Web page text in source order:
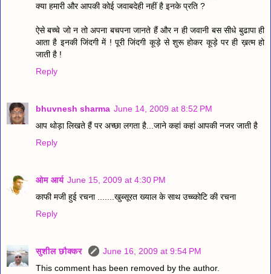
क्या हमारी और आपकी कोई जवाबदेही नहीं है इनके प्रति ?
ऐसे बच्चे जो न तो अपना बचपना जानते हैं और न ही जवानी बस सीधे बुढापा ही
आता है इनकी जिंदगी में ! पूरी जिंदगी कूड़े से शुरू होकर कूड़े पर ही ख़त्म हो
जाती है !
Reply
bhuvnesh sharma June 14, 2009 at 8:52 PM
आप थोड़ा लिखते हैं पर अच्‍छा लगता है...जाने कहां कहां आपकी नजर जाती है
Reply
ओम आर्य June 15, 2009 at 4:30 PM
काफी मजी हुई रचना .......खुब्सूरत ख्याल के साथ उच्च्कोटि की रचना
Reply
सुशील छौक्कर
June 16, 2009 at 9:54 PM
This comment has been removed by the author.